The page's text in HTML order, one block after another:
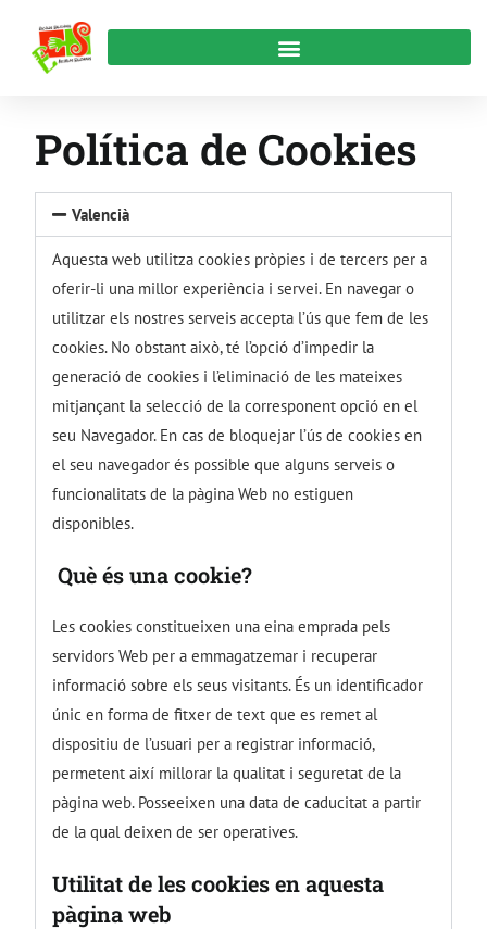
Política de Cookies
Valencià
Aquesta web utilitza cookies pròpies i de tercers per a
oferir-li una millor experiència i servei. En navegar o
utilitzar els nostres serveis accepta l’ús que fem de les
cookies. No obstant això, té l’opció d’impedir la
generació de cookies i l’eliminació de les mateixes
mitjançant la selecció de la corresponent opció en el
seu Navegador. En cas de bloquejar l’ús de cookies en
el seu navegador és possible que alguns serveis o
funcionalitats de la pàgina Web no estiguen
disponibles.
Què és una cookie?
Les cookies constitueixen una eina emprada pels
servidors Web per a emmagatzemar i recuperar
informació sobre els seus visitants. És un identificador
únic en forma de fitxer de text que es remet al
dispositiu de l’usuari per a registrar informació,
permetent així millorar la qualitat i seguretat de la
pàgina web. Posseeixen una data de caducitat a partir
de la qual deixen de ser operatives.
Utilitat de les cookies en aquesta
pàgina web